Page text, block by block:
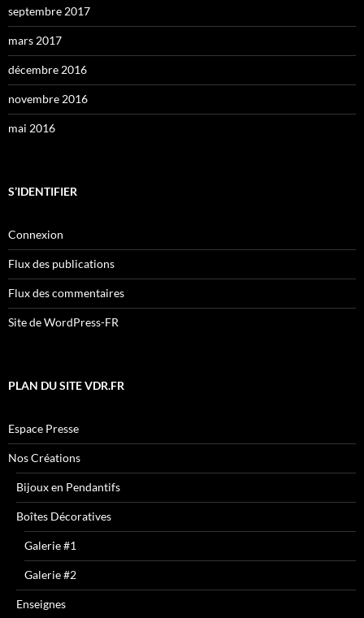
septembre 2017
mars 2017
décembre 2016
novembre 2016
mai 2016
S’IDENTIFIER
Connexion
Flux des publications
Flux des commentaires
Site de WordPress-FR
PLAN DU SITE VDR.FR
Espace Presse
Nos Créations
Bijoux en Pendantifs
Boîtes Décoratives
Galerie #1
Galerie #2
Enseignes